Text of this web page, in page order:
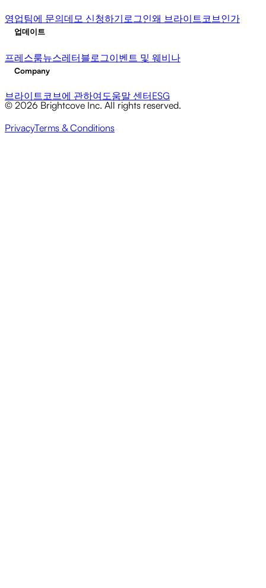
영업팀에 문의데모 신청하기로그인왜 브라이트코브인가
업데이트
프레스룸뉴스레터블로그이벤트 및 웨비나
Company
브라이트코브에 관하여도움말 센터ESG
© 2026 Brightcove Inc. All rights reserved.
PrivacyTerms & Conditions